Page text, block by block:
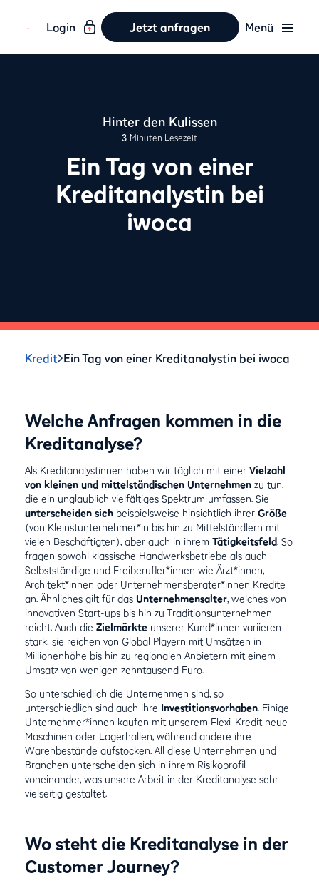
Login Jetzt anfragen Menü
Hinter den Kulissen
3 Minuten Lesezeit
Ein Tag von einer
Kreditanalystin bei
iwoca
Kredit Ein Tag von einer Kreditanalystin bei iwoca
Welche Anfragen kommen in die
Kreditanalyse?
Als Kreditanalystinnen haben wir täglich mit einerVielzahl
von kleinen und mittelständischen Unternehmen zu tun,
die ein unglaublich vielfältiges Spektrum umfassen. Sie
unterscheiden sich beispielsweise hinsichtlich ihrerGröße
(von Kleinstunternehmer*in bis hin zu Mittelständlern mit
vielen Beschäftigten), aber auch in ihremTätigkeitsfeld. So
fragen sowohl klassische Handwerksbetriebe als auch
Selbstständige und Freiberufler*innen wie Ärzt*innen,
Architekt*innen oder Unternehmensberater*innen Kredite
an. Ähnliches gilt für das Unternehmensalter, welches von
innovativen Start-ups bis hin zu Traditionsunternehmen
reicht. Auch dieZielmärkte unserer Kund*innen variieren
stark: sie reichen von Global Playern mit Umsätzen in
Millionenhöhe bis hin zu regionalen Anbietern mit einem
Umsatz von wenigen zehntausend Euro.
So unterschiedlich die Unternehmen sind, so
unterschiedlich sind auch ihre Investitionsvorhaben. Einige
Unternehmer*innen kaufen mit unserem Flexi-Kredit neue
Maschinen oder Lagerhallen, während andere ihre
Warenbestände aufstocken. All diese Unternehmen und
Branchen unterscheiden sich in ihrem Risikoprofil
voneinander, was unsere Arbeit in der Kreditanalyse sehr
vielseitig gestaltet.
Wo steht die Kreditanalyse in der
Customer Journey?